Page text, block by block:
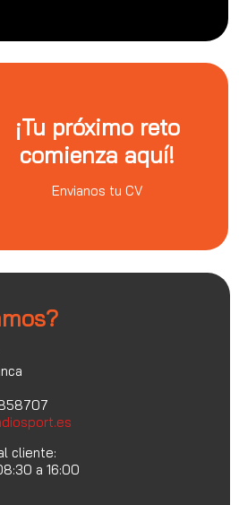
¡Tu próximo reto
comienza aquí!
Envianos tu CV
cliente:
a 16:00